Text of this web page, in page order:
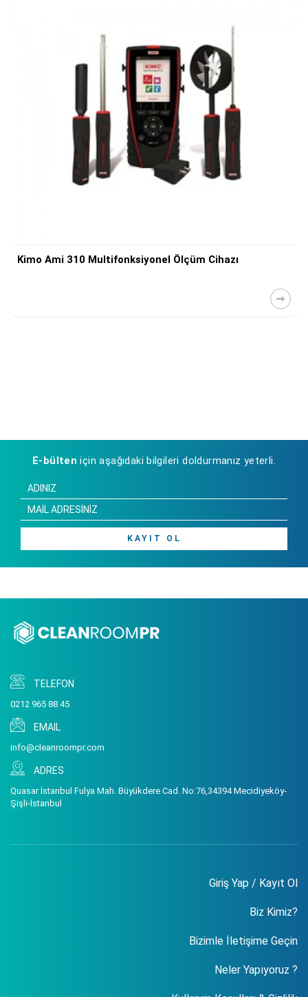
Kimo Ami 310 Multifonksiyonel Ölçüm Cihazı
E-bülten için aşağıdaki bilgileri doldurmanız yeterli.
KAYIT OL
TELEFON
0212 965 88 45
EMAIL
info@cleanroompr.com
ADRES
Quasar İstanbul Fulya Mah. Büyükdere Cad. No:76,34394 Mecidiyeköy-
Şişli-İstanbul
Giriş Yap / Kayıt Ol
Biz Kimiz?
Bizimle İletişime Geçin
Neler Yapıyoruz ?